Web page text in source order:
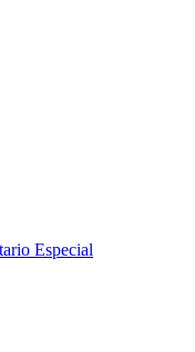
Especial